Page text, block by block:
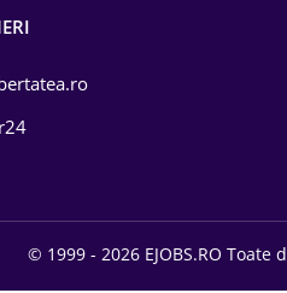
© 1999 - 2026 EJOBS.RO Toate